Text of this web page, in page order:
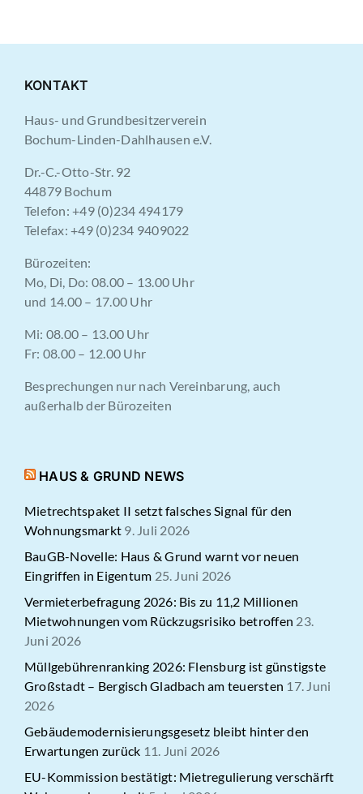
KONTAKT
Haus- und Grundbesitzerverein
Bochum-Linden-Dahlhausen e.V.
Dr.-C.-Otto-Str. 92
44879 Bochum
Telefon: +49 (0)234 494179
Telefax: +49 (0)234 9409022
Bürozeiten:
Mo, Di, Do: 08.00 – 13.00 Uhr
und 14.00 – 17.00 Uhr
Mi: 08.00 – 13.00 Uhr
Fr: 08.00 – 12.00 Uhr
Besprechungen nur nach Vereinbarung, auch
außerhalb der Bürozeiten
HAUS & GRUND NEWS
Mietrechtspaket II setzt falsches Signal für den
Wohnungsmarkt 9. Juli 2026
BauGB-Novelle: Haus & Grund warnt vor neuen
Eingriffen in Eigentum 25. Juni 2026
Vermieterbefragung 2026: Bis zu 11,2 Millionen
Mietwohnungen vom Rückzugsrisiko betroffen 23.
Juni 2026
Müllgebührenranking 2026: Flensburg ist günstigste
Großstadt – Bergisch Gladbach am teuersten 17. Juni
2026
Gebäudemodernisierungsgesetz bleibt hinter den
Erwartungen zurück 11. Juni 2026
EU-Kommission bestätigt: Mietregulierung verschärft